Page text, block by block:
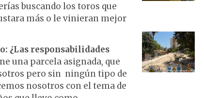
buscando los toros que
más o le vinieran mejor
¿Las responsabilidades
una parcela asignada, que
pero sin ningún tipo de
nosotros con el tema de